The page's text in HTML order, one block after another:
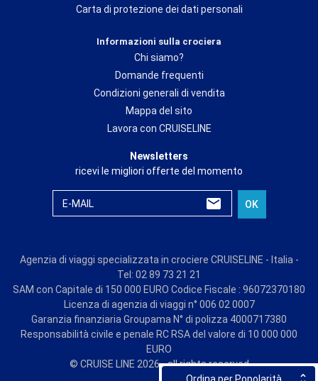
Carta di protezione dei dati personali
Informazioni sulla crociera
Chi siamo?
Domande frequenti
Condizioni generali di vendita
Mappa del sito
Lavora con CRUISELINE
Newsletters
ricevi le migliori offerte del momento
E-MAIL OK
Agenzia di viaggi specializzata in crociere CRUISELINE - Italia -
Tel: 02 89 73 21 21
SAM con Capitale di 150 000 EURO Codice Fiscale : 96072370180
Licenza di agenzia di viaggi n° 006 02 0007
Garanzia finanziaria Groupama N° di polizza 4000717380
Responsabilità civile e penale RC RSA del valore di 10 000 000
EURO
© CRUISE LINE 2026 - all rights reserved